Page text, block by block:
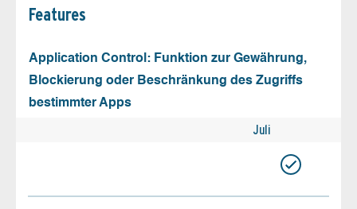
Features
Application Control: Funktion zur Gewährung,
Blockierung oder Beschränkung des Zugriffs
bestimmter Apps
Juli